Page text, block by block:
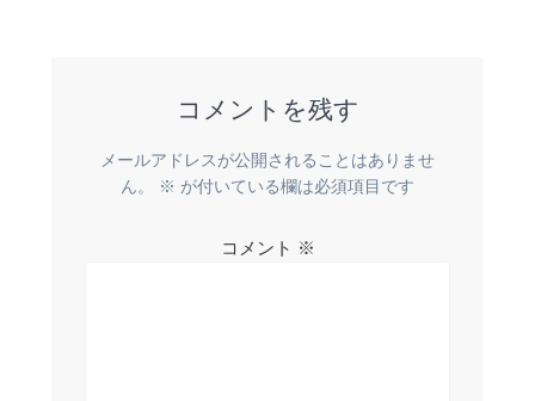
コメントを残す
メールアドレスが公開されることはありませ
ん。
※ が付いている欄は必須項目です
コメント ※